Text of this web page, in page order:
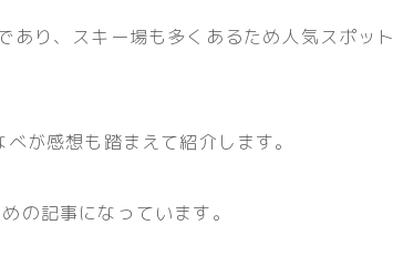
あり、スキー場も多くあるため人気スポット
が感想も踏まえて紹介します。
の記事になっています。